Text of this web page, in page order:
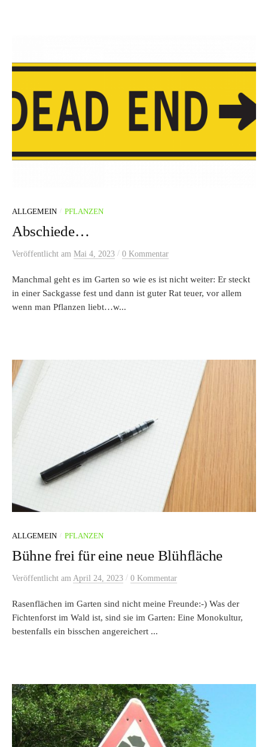
ALLGEMEIN / PFLANZEN
Abschiede…
Veröffentlicht am Mai 4, 2023 / 0 Kommentar
Manchmal geht es im Garten so wie es ist nicht weiter: Er steckt
in einer Sackgasse fest und dann ist guter Rat teuer, vor allem
wenn man Pflanzen liebt…w...
ALLGEMEIN / PFLANZEN
Bühne frei für eine neue Blühfläche
Veröffentlicht am April 24, 2023 / 0 Kommentar
Rasenflächen im Garten sind nicht meine Freunde:-) Was der
Fichtenforst im Wald ist, sind sie im Garten: Eine Monokultur,
bestenfalls ein bisschen angereichert ...